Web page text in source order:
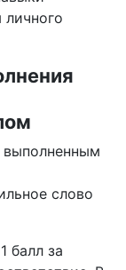
личного
выполненным
слово
балл за